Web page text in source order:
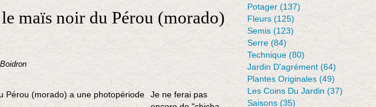
maïs noir du Pérou (morado)
Je ne ferai pas
Potager (137)
Fleurs (125)
Semis (123)
Serre (84)
Technique (80)
Jardin D'agrément (64)
Plantes Originales (49)
Les Coins Du Jardin (37)
Saisons (35)